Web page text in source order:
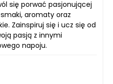
się porwać pasjonującej
aromaty oraz
Zainspiruj się i ucz się od
pasją z innymi
napoju.